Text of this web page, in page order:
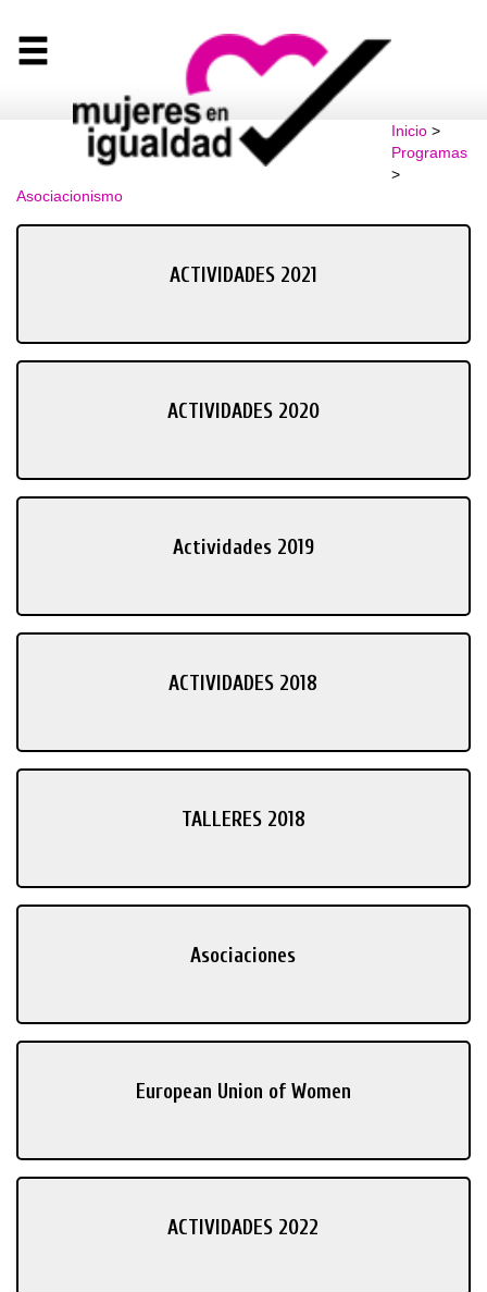
Inicio>
Programas
>
Asociacionismo
ACTIVIDADES 2021
ACTIVIDADES 2020
Actividades 2019
ACTIVIDADES 2018
TALLERES 2018
Asociaciones
European Union of Women
ACTIVIDADES 2022